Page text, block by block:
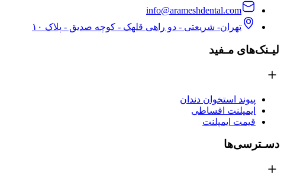
info@arameshdental.com
تهران- شریعتی - دو راهی قلهک - کوچه صدیق - پلاک ۱۰
لیـنک‌های مـفید
پیوند استخوان دندان
ایمپلنت اقساطی
قیمت ایمپلنت
دسـترسی‌ها